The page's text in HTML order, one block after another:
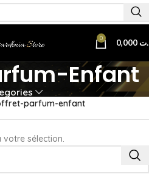
0
Enfant
parfum-enfant
sélection.